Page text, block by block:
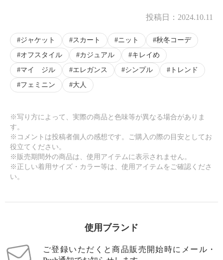
投稿日： 2024.10.11
ジャケット スカート ニット
秋冬コーデ
オフスタイル
カジュアル
キレイめ
マイ ジル
エレガンス シンプル
トレンド
フェミニン
大人
※写り方によって、実際の商品と色味等が異なる場合がありま
す。
※コメントは投稿者個人の感想です。ご購入の際の目安としてお
役立てください。
※販売期間外の商品は、使用アイテムに表示されません。
※正しい着用サイズ・カラー等は、使用アイテムをご確認くださ
い。
使用ブランド
ご登録いただくと商品販売開始時にメール・